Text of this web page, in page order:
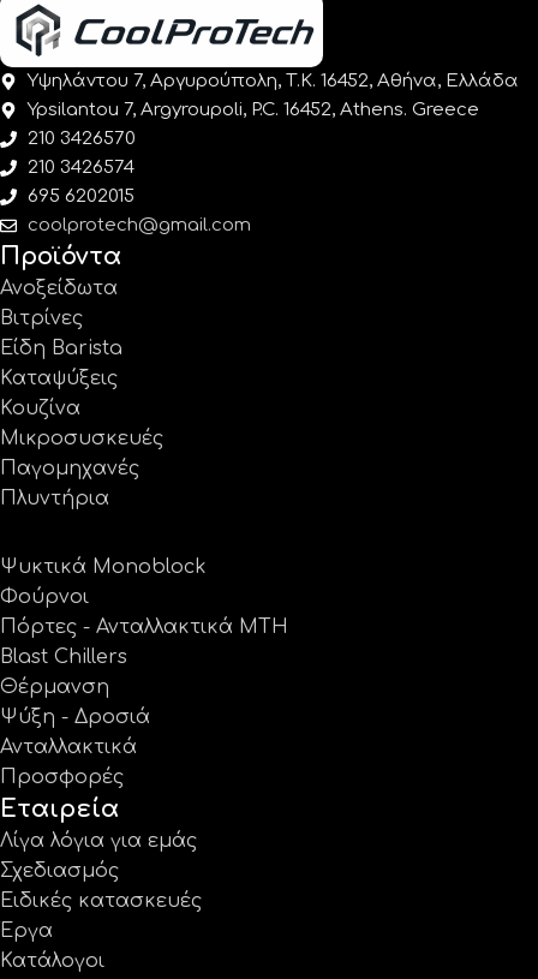
Υψηλάντου 7, Αργυρούπολη, Τ.Κ. 16452, Αθήνα, Ελλάδα
Ypsilantou 7, Argyroupoli, P.C. 16452, Athens. Greece
210 3426570
210 3426574
695 6202015
coolprotech@gmail.com
Προϊόντα
Ανοξείδωτα
Βιτρίνες
Είδη Barista
Καταψύξεις
Κουζίνα
Μικροσυσκευές
Παγομηχανές
Πλυντήρια
Ψυκτικά Monoblock
Φούρνοι
Πόρτες - Ανταλλακτικά MTH
Blast Chillers
Θέρμανση
Ψύξη - Δροσιά
Ανταλλακτικά
Προσφορές
Εταιρεία
Λίγα λόγια για εμάς
Σχεδιασμός
Ειδικές κατασκευές
Έργα
Κατάλογοι